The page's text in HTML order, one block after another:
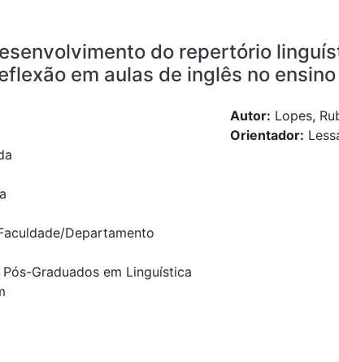
do repertório
em aulas de inglês no
Departamento
Graduados em Linguística
Autor: Lopes,
Orientador: